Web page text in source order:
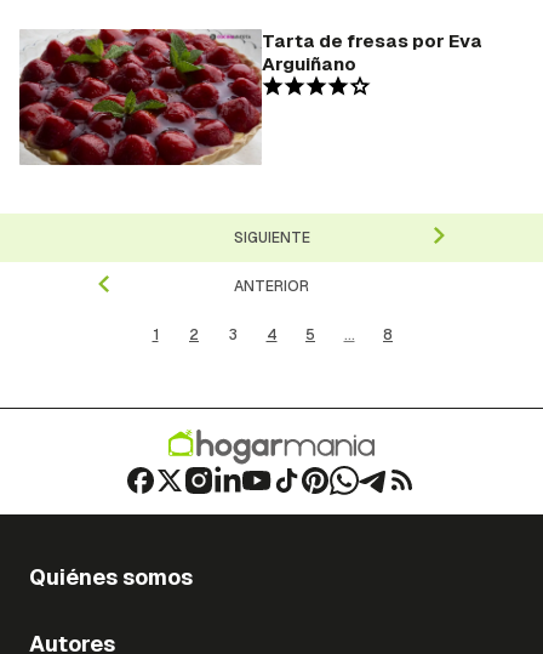
Tarta de fresas por Eva
Arguiñano
ANTERIOR
1 2 3 4 5 ... 8
SIGUIENTE
Quiénes somos
Autores